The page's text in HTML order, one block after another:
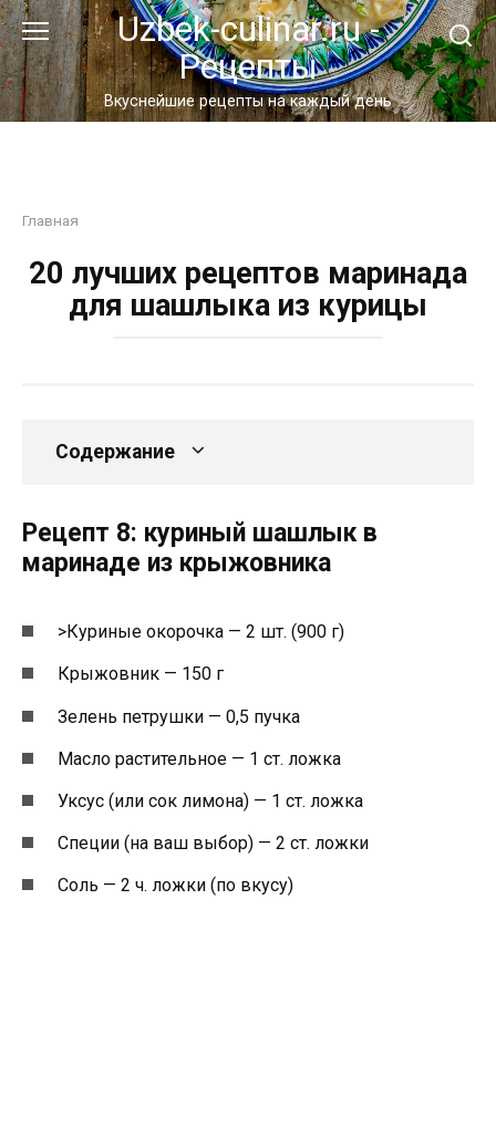
Перейти
к
контенту
Uzbek-culinar.ru -
Рецепты
Вкуснейшие рецепты на каждый день
Главная
20 лучших рецептов маринада
для шашлыка из курицы
Содержание
Рецепт 8: куриный шашлык в
маринаде из крыжовника
>Куриные окорочка — 2 шт. (900 г)
Крыжовник — 150 г
Зелень петрушки — 0,5 пучка
Масло растительное — 1 ст. ложка
Уксус (или сок лимона) — 1 ст. ложка
Специи (на ваш выбор) — 2 ст. ложки
Соль — 2 ч. ложки (по вкусу)